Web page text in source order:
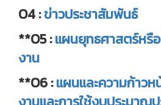
O4 :ข่าวประชาสัมพันธ์
**O5 :แผนยุทธศาสตร์ห
งาน
**O6 :แผนและความก้าวห